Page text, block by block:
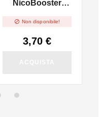
NicoBooster
 Non disponibile!
3,70 €